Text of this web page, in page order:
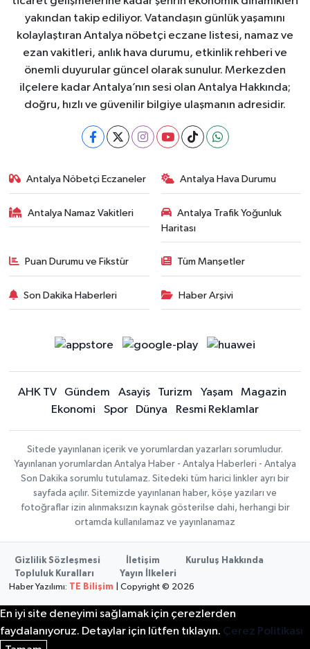
yakından takip ediliyor. Vatandaşın günlük yaşamını
kolaylaştıran Antalya nöbetçi eczane listesi, namaz ve
ezan vakitleri, anlık hava durumu, etkinlik rehberi ve
önemli duyurular güncel olarak sunulur. Merkezden
ilçelere kadar Antalya’nın sesi olan Antalya Hakkında;
doğru, hızlı ve güvenilir bilgiye ulaşmanın adresidir.
Antalya Nöbetçi Eczaneler Antalya Hava Durumu
Antalya Namaz Vakitleri
Antalya Trafik Yoğunluk
Haritası
Puan Durumu ve Fikstür Tüm Manşetler
Son Dakika Haberleri Haber Arşivi
AHK TV Gündem Asayiş Turizm Yaşam
Magazin
Ekonomi
Spor Dünya Resmi Reklamlar
Sitede yayınlanan içerik ve yorumlardan yazarları sorumludur.
Yayınlanan yorumlardan Antalya Haber - Antalya Haberleri - Antalya
Son Dakika sorumlu tutulamaz. Sitedeki tüm harici linkler ayrı bir
sayfada açılır. Sitemizde yayınlanan haber, köşe yazıları ve
fotoğraflar izin alınmaksızın kaynak gösterilse dahi, herhangi bir
ortamda kullanılamaz ve yayınlanamaz
Gizlilik Sözleşmesi İletişim
Kuruluş Hakkında
Topluluk Kuralları
Yayın İlkeleri
Haber Yazılımı:
TE Bilişim | Copyright © 2026
En iyi site deneyimi sağlamak için çerezlerden
faydalanıyoruz. Detaylar için lütfen tıklayın. Çerez Politikası